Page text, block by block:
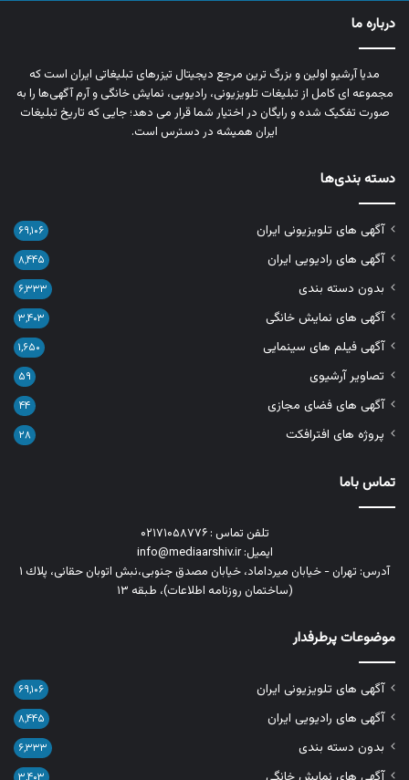
درباره ما
مدیا آرشیو اولین و بزرگ‌ ترین مرجع دیجیتال تیزرهای تبلیغاتی ایران است که
مجموعه‌ ای کامل از تبلیغات تلویزیونی، رادیویی، نمایش خانگی و آرم‌ آگهی‌ها را به‌
صورت تفکیک‌ شده و رایگان در اختیار شما قرار می‌ دهد؛ جایی که تاریخ تبلیغات
ایران همیشه در دسترس است.
دسته بندی‌ها
آگهی های تلویزیونی ایران ۶۹,۱۰۶
آگهی های رادیویی ایران ۸,۴۴۵
بدون دسته بندی ۶,۳۳۳
آگهی های نمایش خانگی ۳,۴۰۳
آگهی فیلم های سینمایی ۱,۶۵۰
تصاویر آرشیوی ۵۹
آگهی های فضای مجازی ۴۴
پروژه های افترافکت ۲۸
تماس باما
تلفن تماس : ۰۲۱۷۱۰۵۸۷۷۶
ایمیل: info@mediaarshiv.ir
آدرس: تهران - خیابان میرداماد، خیابان مصدق جنوبی،نبش اتوبان حقانی، پلاك ١
(ساختمان روزنامه اطلاعات)، طبقه ۱۳
موضوعات پرطرفدار
آگهی های تلویزیونی ایران ۶۹,۱۰۶
آگهی های رادیویی ایران ۸,۴۴۵
بدون دسته بندی ۶,۳۳۳